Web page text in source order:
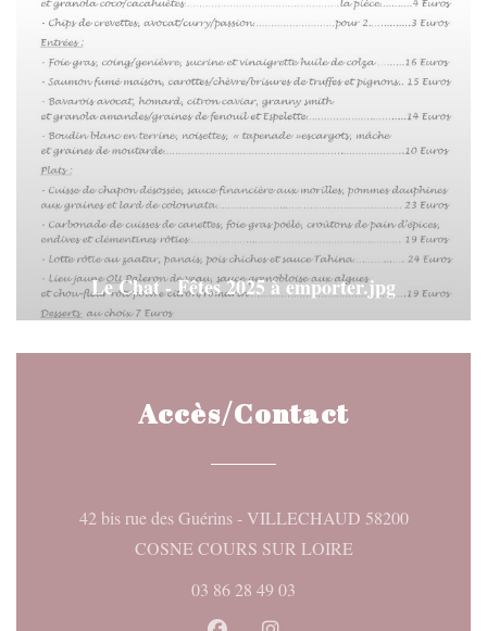
Le Chat - Fêtes 2025 à emporter.jpg
Accès/Contact
42 bis rue des Guérins - VILLECHAUD 58200
COSNE COURS SUR LOIRE((ouvre une
03 86 28 49 03